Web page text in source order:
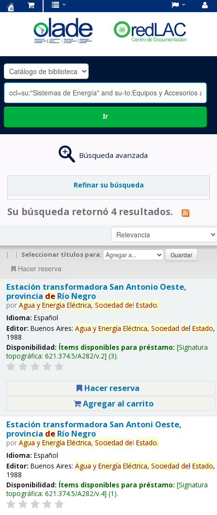
OLADE
-
Ir
Búsqueda avanzada
Refinar su búsqueda
Su búsqueda retornó 4 resultados.
| | Seleccionar títulos para:
Hacer reserva
Estación transformadora San Antonio Oeste,
provincia deRío Negro
por Agua y Energía Eléctrica, Sociedad del Estado.
Idioma: Español
Editor: Buenos Aires: Agua y Energía Eléctrica, Sociedad del Estado,
1988
Disponibilidad: Ítems disponibles para préstamo: Signatura
topográfica: 621.374.5/A282/v.2 (3).
Hacer reserva
Agregar al carrito
Estación transformadora San Antoni Oeste,
provincia deRío Negro
por Agua y Energía Eléctrica, Sociedad del Estado.
Idioma: Español
Editor: Buenos Aires: Agua y Energía Eléctrica, Sociedad del Estado,
1988
Disponibilidad: Ítems disponibles para préstamo: Signatura
topográfica: 621.374.5/A282/v.4 (1).